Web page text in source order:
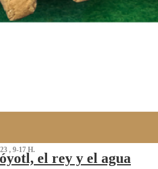
, 9-17 H.
el rey y el agua